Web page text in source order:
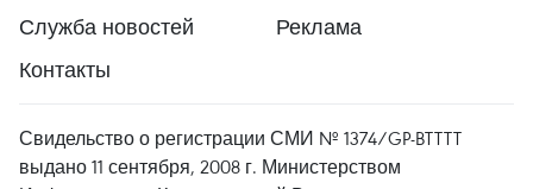
Служба новостей
Реклама
Контакты
Свидельство о регистрации СМИ № 1374/GP-BTTTT
выдано 11 сентября, 2008 г. Министерством